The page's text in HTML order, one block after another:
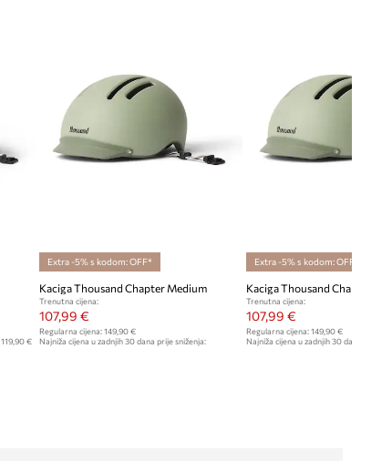
119,90 €
Extra -5% s kodom: OFF*
Kaciga Thousand Chapter Medium
Trenutna cijena:
107,99 €
Regularna cijena:149,90 €
Najniža cijena u zadnjih 30 dana prije sniženja:
Extra -5% s kodom: OFF*
Kaciga Thousand Chapter
Trenutna cijena:
107,99 €
Regularna cijena: 149,90 €
Najniža cijena u zadnjih 30 dana prije